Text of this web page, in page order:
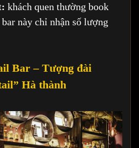
khách quen thường book
này chỉ nhận số lượng
Bar – Tượng đài
Hà thành